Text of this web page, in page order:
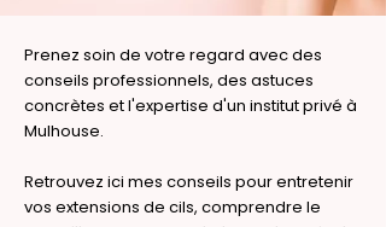
Prenez soin de votre regard avec des
conseils professionnels, des astuces
concrètes et l'expertise d'un institut privé à
Mulhouse.
Retrouvez ici mes conseils pour entretenir
vos extensions de cils, comprendre le